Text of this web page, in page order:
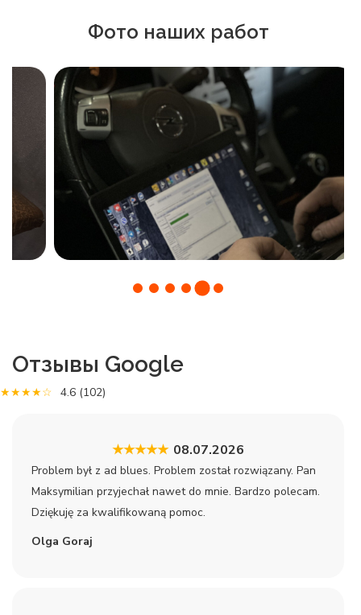
Фото наших работ
Отзывы Google
★★★★☆ 4.6 (102)
★★★★★ 08.07.2026
Problem był z ad blues. Problem został rozwiązany. Pan
Maksymilian przyjechał nawet do mnie. Bardzo polecam.
Dziękuję za kwalifikowaną pomoc.
Olga Goraj